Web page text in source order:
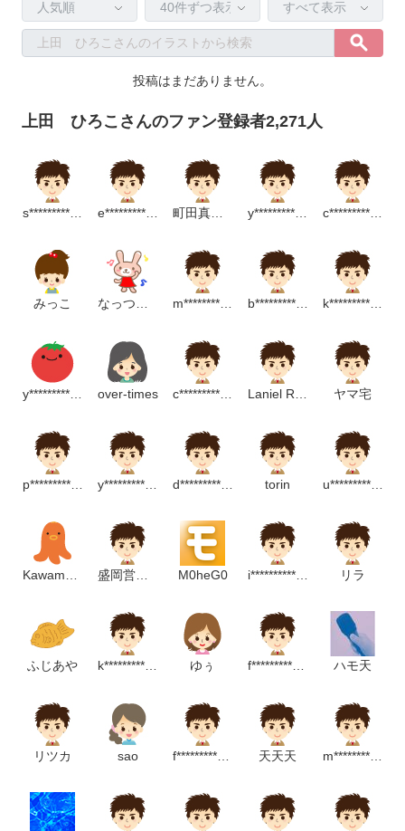
投稿はまだありません。
上田 ひろこさんのファン登録者2,271人
s*****************m e****************p 町田真須美 y************************p c***********************m
みっこ なっつんアニメーション m******************m b***************************p k******************m
y*********************m over-times c********************m Laniel Riho ヤマ宅
p********************p y*************************p d****************************m torin u********************m
Kawamoto Miho 盛岡営業所 M0heG0 i********************p リラ
ふじあや k****************m ゆぅ f**************************p ハモ天
リツカ sao f*****************m 天天天 m*******************m